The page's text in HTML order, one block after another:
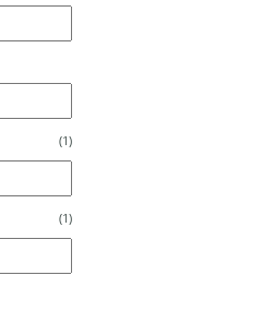
(1)
(1)